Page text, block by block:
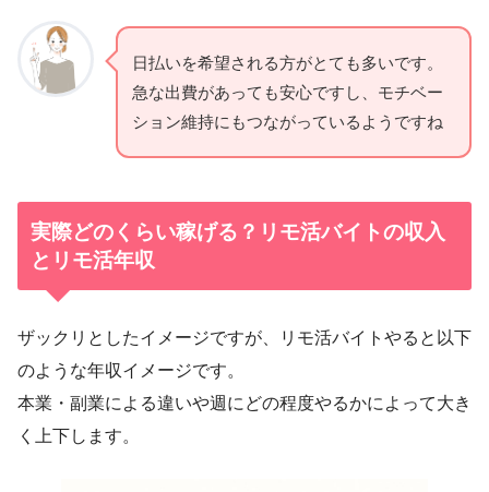
日払いを希望される方がとても多いです。
急な出費があっても安心ですし、モチベー
ション維持にもつながっているようですね
実際どのくらい稼げる？リモ活バイトの収入
とリモ活年収
ザックリとしたイメージですが、リモ活バイトやると以下
のような年収イメージです。
本業・副業による違いや週にどの程度やるかによって大き
く上下します。